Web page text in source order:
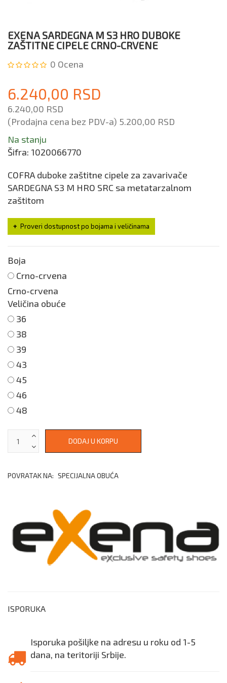
EXENA SARDEGNA M S3 HRO DUBOKE
ZAŠTITNE CIPELE CRNO-CRVENE
0 Ocena
6.240,00 RSD
6.240,00 RSD
(Prodajna cena bez PDV-a) 5.200,00 RSD
Na stanju
Šifra: 1020066770
COFRA duboke zaštitne cipele za zavarivače
SARDEGNA S3 M HRO SRC sa metatarzalnom
zaštitom
Proveri dostupnost po bojama i veličinama
Boja
Crno-crvena
Crno-crvena
Veličina obuće
36
38
39
43
45
46
48
POVRATAK NA: SPECIJALNA OBUĆA
ISPORUKA
Isporuka pošiljke na adresu u roku od 1-5
dana, na teritoriji Srbije.